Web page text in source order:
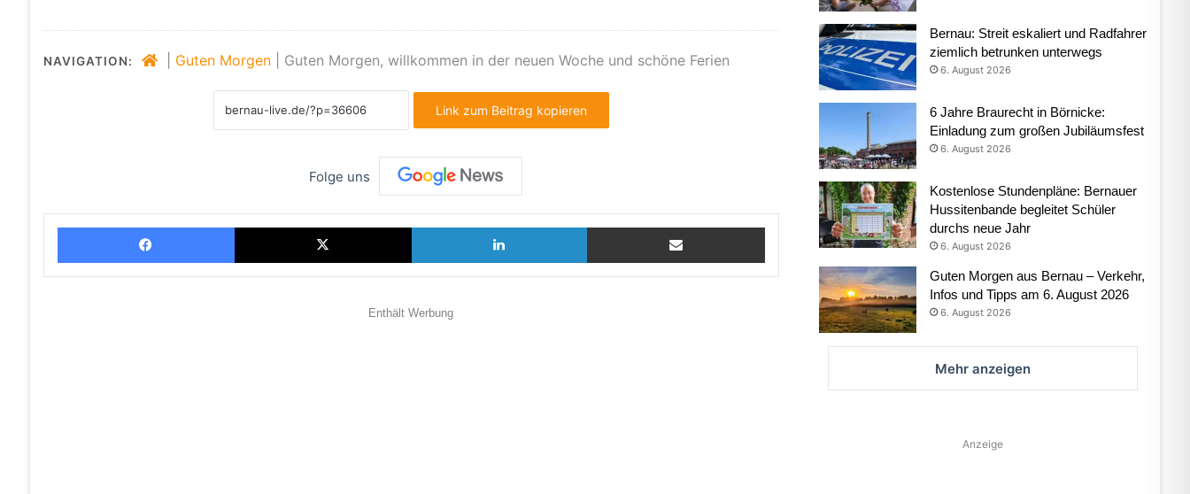
NAVIGATION: Guten Morgen| Guten Morgen, willkommen in der neuen Woche und schöne Ferien
Link zum Beitrag kopieren
Folge uns
Facebook X LinkedIn Teilen via E-Mail
Enthält Werbung
Bernau: Streit eskaliert und Radfahrer
ziemlich betrunken unterwegs
6. August 2026
6 Jahre Braurecht in Börnicke:
Einladung zum großen Jubiläumsfest
6. August 2026
Kostenlose Stundenpläne: Bernauer
Hussitenbande begleitet Schüler
durchs neue Jahr
6. August 2026
Guten Morgen aus Bernau – Verkehr,
Infos und Tipps am 6. August 2026
6. August 2026
Mehr anzeigen
Anzeige